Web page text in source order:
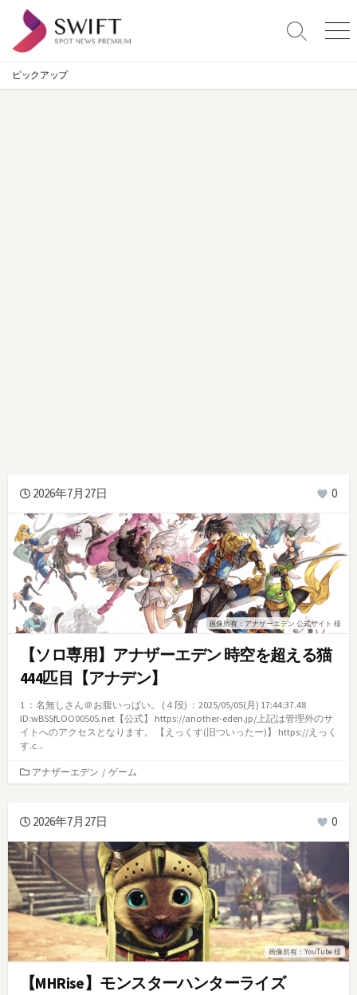
テ
ツ
検
メ
ピックアップ
2026年7月27日 0
画像所有：アナザーエデン 公式サイト 様
【ソロ専用】アナザーエデン 時空を超える猫
444匹目【アナデン】
1 ：名無しさん＠お腹いっぱい。 (４段) ：2025/05/05(月) 17:44:37.48
ID:wBSSfLOO00505.net【公式】 https://another-eden.jp/上記は管理外のサ
イトへのアクセスとなります。 【えっくす(旧ついったー)】 https://えっく
す.c...
カ
テ
リ
アナザーエデン / ゲーム
2026年7月27日 0
画像所有：YouTube 様
【MHRise】モンスターハンターライズ